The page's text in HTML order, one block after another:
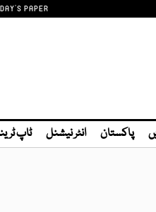
PAPER
پاکستان انٹر نیشنل ٹاپ